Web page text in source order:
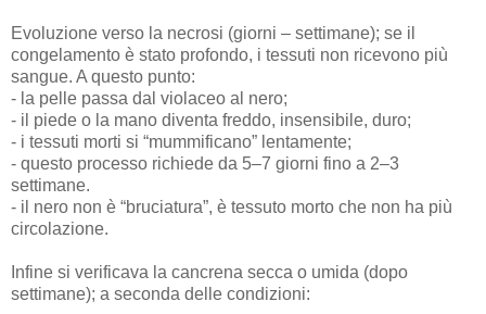
Evoluzione verso la necrosi (giorni – settimane); se il
congelamento è stato profondo, i tessuti non ricevono più
sangue. A questo punto:
- la pelle passa dal violaceo al nero;
- il piede o la mano diventa freddo, insensibile, duro;
- i tessuti morti si “mummificano” lentamente;
- questo processo richiede da 5–7 giorni fino a 2–3
settimane.
- il nero non è “bruciatura”, è tessuto morto che non ha più
circolazione.
Infine si verificava la cancrena secca o umida (dopo
settimane); a seconda delle condizioni: